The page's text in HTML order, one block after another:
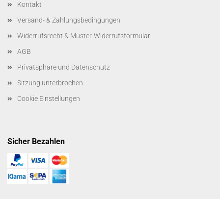
Kontakt
Versand- & Zahlungsbedingungen
Widerrufsrecht & Muster-Widerrufsformular
AGB
Privatsphäre und Datenschutz
Sitzung unterbrochen
Cookie Einstellungen
Sicher Bezahlen